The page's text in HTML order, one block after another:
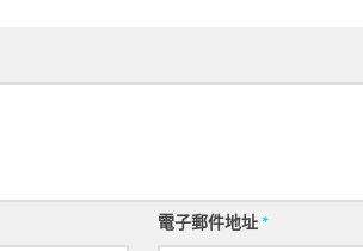
電子郵件地址*